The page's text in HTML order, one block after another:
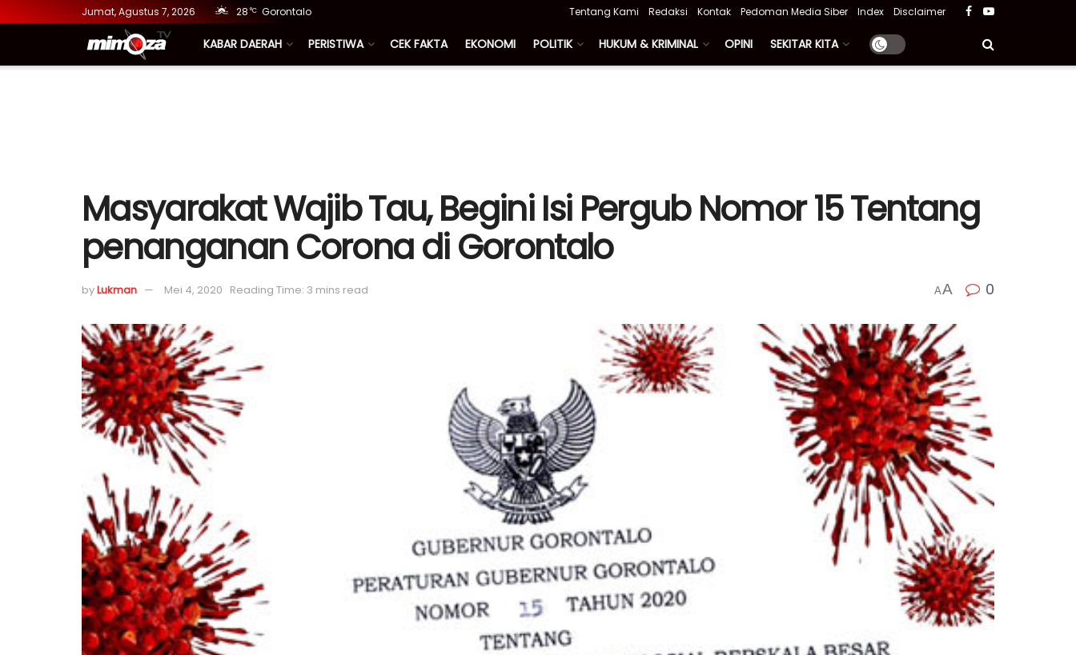
Jumat, Agustus 7, 2026 28 °C Gorontalo Tentang Kami Redaksi Kontak Pedoman Media Siber Index Disclaimer
KABAR DAERAH PERISTIWA CEK FAKTA EKONOMI POLITIK HUKUM & KRIMINAL OPINI SEKITAR KITA
Masyarakat Wajib Tau, Begini Isi Pergub Nomor 15 Tentang
penanganan Corona di Gorontalo
byLukman Mei 4, 2020 Reading Time: 3 mins read AA 0